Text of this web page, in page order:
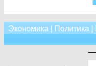
Экономика Политика